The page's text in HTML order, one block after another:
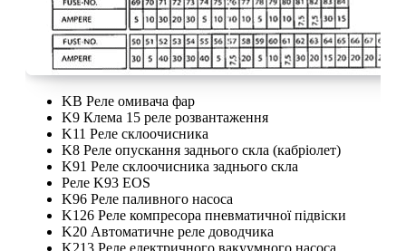
KB Реле омивача фар
K9 Клема 15 реле розвантаження
K11 Реле склоочисника
K8 Реле опускання заднього скла (кабріолет)
K91 Реле склоочисника заднього скла
Реле K93 EOS
K96 Реле паливного насоса
K126 Реле компресора пневматичної підвіски
K20 Автоматичне реле доводчика